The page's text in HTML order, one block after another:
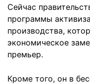
Сейчас
программы
производства,
экономическое
премьер.
Кроме того, он в